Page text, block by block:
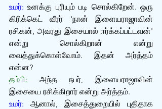
உமர்: உனக்கு புரியும் படி சொல்கிறேன். ஒரு
கிரிக்கெட் வீரர் 'நான் இளையராஜாவின்
ரசிகன், அவரது இசையால் ஈர்க்கப்பட்டவன்'
என்று சொல்கிறான் என்று
வைத்துக்கொள்வோம். இதன் அர்த்தம்
என்ன?
தம்பி: அந்த நபர், இளையராஜாவின்
இசையை ரசிக்கிறார் என்று அர்த்தம்.
உமர்: ஆனால், இசைத்துறையில் புதிதாக